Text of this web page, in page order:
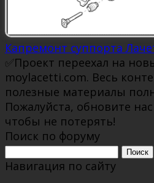
Капремонт суппорта
✅Проект переехал на
moylacetti.com. Весь
полезные материалы
Пожалуйста, обновите
чтобы не потерять!
Поиск по форуму
Поиск:
Навигация по сайту